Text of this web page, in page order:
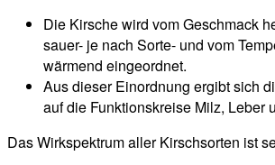
Die Kirsche wird vomGeschmack
sauer- je nach Sorte- und vom
wärmend eingeordnet.
Aus dieser Einordnung ergibt sich
auf die Funktionskreise Milz, Leber
Das Wirkspektrum aller Kirschsorten ist